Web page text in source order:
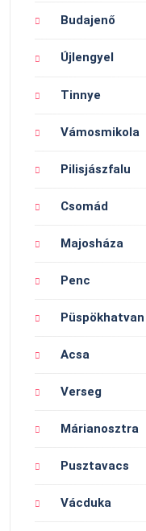
Budajenő
Újlengyel
Tinnye
Vámosmikola
Pilisjászfalu
Csomád
Majosháza
Penc
Püspökhatvan
Acsa
Verseg
Márianosztra
Pusztavacs
Vácduka